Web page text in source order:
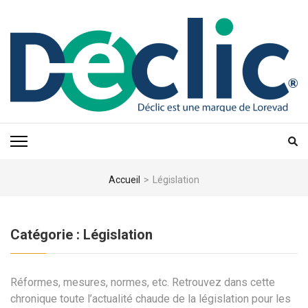
Accueil > Législation
Catégorie : Législation
Réformes, mesures, normes, etc. Retrouvez dans cette
chronique toute l’actualité chaude de la législation pour les